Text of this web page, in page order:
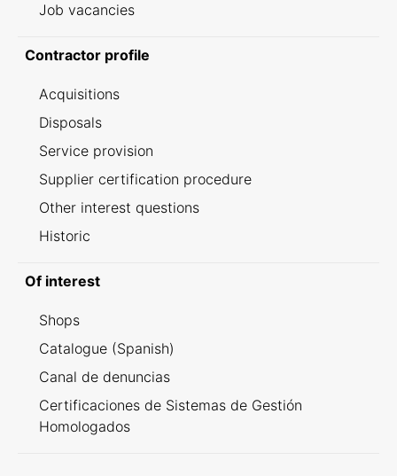
Job vacancies
Contractor profile
Acquisitions
Disposals
Service provision
Supplier certification procedure
Other interest questions
Historic
Of interest
Shops
Catalogue (Spanish)
Canal de denuncias
Certificaciones de Sistemas de Gestión
Homologados